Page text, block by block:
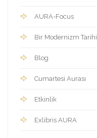
AURA-Focus
Bir Modernizm Tarihi
Blog
Cumartesi Aurası
Etkinlik
Exlibris AURA